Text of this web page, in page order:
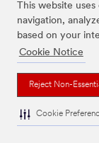
This website
navigation,
based on your
Cookie Notice
Reject Non-
Cookie